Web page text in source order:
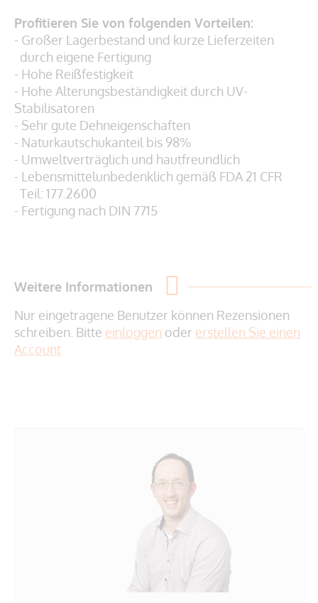
Profitieren Sie von folgenden Vorteilen:
- Großer Lagerbestand und kurze Lieferzeiten
durch eigene Fertigung
- Hohe Reißfestigkeit
- Hohe Alterungsbeständigkeit durch UV-
Stabilisatoren
- Sehr gute Dehneigenschaften
- Naturkautschukanteil bis 98%
- Umweltverträglich und hautfreundlich
- Lebensmittelunbedenklich gemäß FDA 21 CFR
Teil: 177.2600
- Fertigung nach DIN 7715
Weitere Informationen
Nur eingetragene Benutzer können Rezensionen
schreiben. Bitte einloggen oder erstellen Sie einen
Account